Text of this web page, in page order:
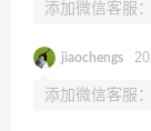
添加微信客服
jiaochengs
添加微信客服